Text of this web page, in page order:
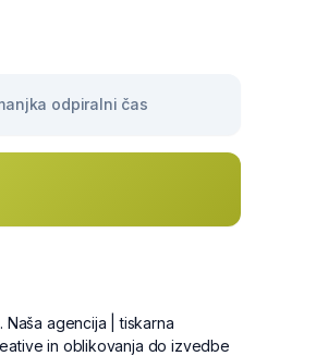
odpiralni čas
agencija | tiskarna
in oblikovanja do izvedbe